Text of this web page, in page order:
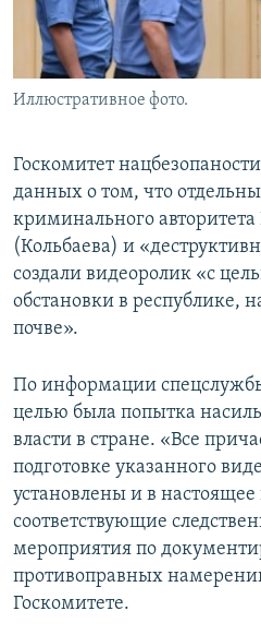
Иллюстративное фото.
Госкомитет
данных о том, что
криминального
(Кольбаева) и
создали видеоролик «с
обстановки в республике,
почве».
По информации
целью была попытка
власти в стране. «Все
подготовке указанного
установлены и в настоящее
соответствующие
мероприятия по
противоправных
Госкомитете.